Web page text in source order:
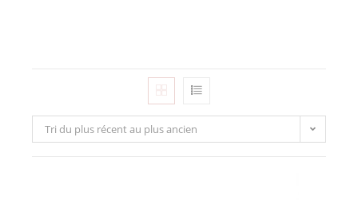
Tri du plus récent au plus ancien